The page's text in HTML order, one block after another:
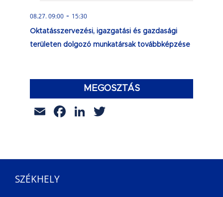
08.27. 09:00 - 15:30
Oktatásszervezési, igazgatási és gazdasági
területen dolgozó munkatársak továbbképzése
MEGOSZTÁS
EmailFacebook
LinkedIn
SZÉKHELY